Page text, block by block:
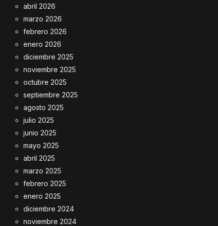
abril 2026
marzo 2026
febrero 2026
enero 2026
diciembre 2025
noviembre 2025
octubre 2025
septiembre 2025
agosto 2025
julio 2025
junio 2025
mayo 2025
abril 2025
marzo 2025
febrero 2025
enero 2025
diciembre 2024
noviembre 2024